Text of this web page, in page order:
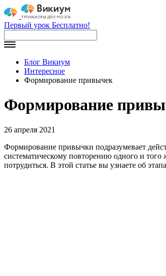
Первый урок Бесплатно!
Блог Викиум
Интересное
Формирование привычек
Формирование
26 апреля 2021
Формирование привычки подразумевает
систематическому повторению одного и
потрудиться. В этой статье вы узнаете об